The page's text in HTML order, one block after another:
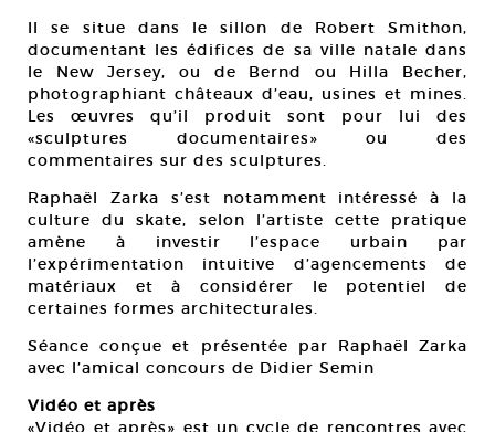
Il se situe dans le sillon de Robert Smithon,
documentant les édifices de sa ville natale dans
le New Jersey, ou de Bernd ou Hilla Becher,
photographiant châteaux d’eau, usines et mines.
Les œuvres qu’il produit sont pour lui des
«sculptures documentaires» ou des
commentaires sur des sculptures.
Raphaël Zarka s’est notamment intéressé à la
culture du skate, selon l’artiste cette pratique
amène à investir l’espace urbain par
l’expérimentation intuitive d’agencements de
matériaux et à considérer le potentiel de
certaines formes architecturales.
Séance conçue et présentée par Raphaël Zarka
avec l’amical concours de Didier Semin
Vidéo et après
«Vidéo et après» est un cycle de rencontres avec